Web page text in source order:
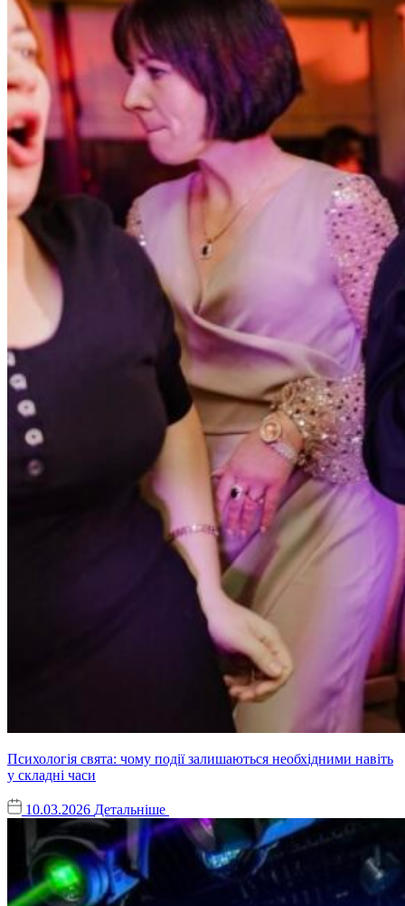
Психологія свята: чому події залишаються необхідними навіть
у складні часи
10.03.2026 Детальніше